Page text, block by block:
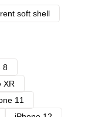
soft shell
8
XR
11